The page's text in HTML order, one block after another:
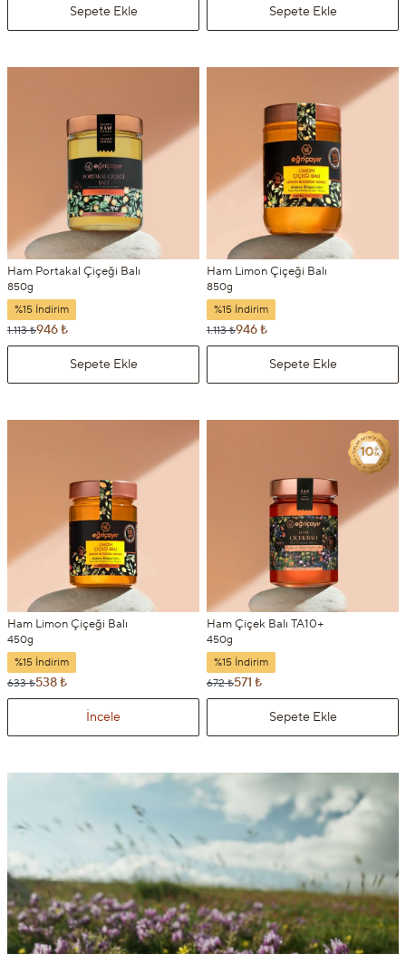
Sepete Ekle Sepete Ekle
Ham Portakal Çiçeği Balı
850g
%15 İndirim
1.113 ₺946 ₺
Sepete Ekle
Ham Limon Çiçeği Balı
850g
%15 İndirim
1.113 ₺946 ₺
Sepete Ekle
Ham Limon Çiçeği Balı
450g
%15 İndirim
633 ₺538 ₺
İncele
Ham Çiçek Balı TA10+
450g
%15 İndirim
672 ₺571 ₺
Sepete Ekle